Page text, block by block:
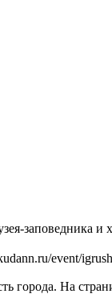
заповедника
event/
города. На